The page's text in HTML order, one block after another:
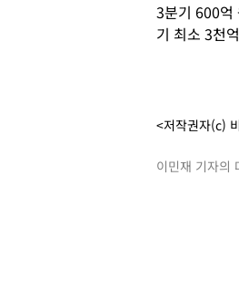
3분기 600억
기 최소 3천
<저작권자(c)
이민재 기자의